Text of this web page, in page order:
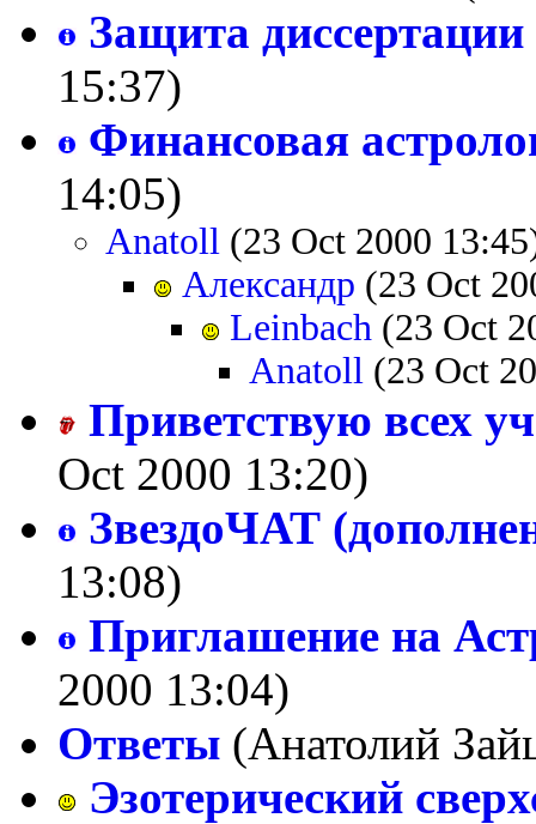
Защита диссертации
15:37)
Финансовая
14:05)
Anatoll (23 Oct 2000
Александр (23 Oct
Leinbach (23 Oct
Anatoll (23 Oct
Приветствую всех
Oct 2000 13:20)
ЗвездоЧАТ
13:08)
Приглашение на
2000 13:04)
Ответы (Анатолий
Эзотерический